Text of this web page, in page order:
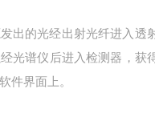
出的光经出射光纤进入
光谱仪后进入检测器，
件界面上。